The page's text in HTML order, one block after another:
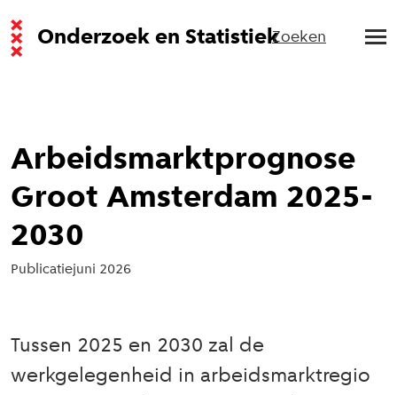
Onderzoek en StatistiekZoeken
Arbeidsmarktprognose
Groot Amsterdam 2025-
2030
Publicatiejuni 2026
Tussen 2025 en 2030 zal de
werkgelegenheid in arbeidsmarktregio